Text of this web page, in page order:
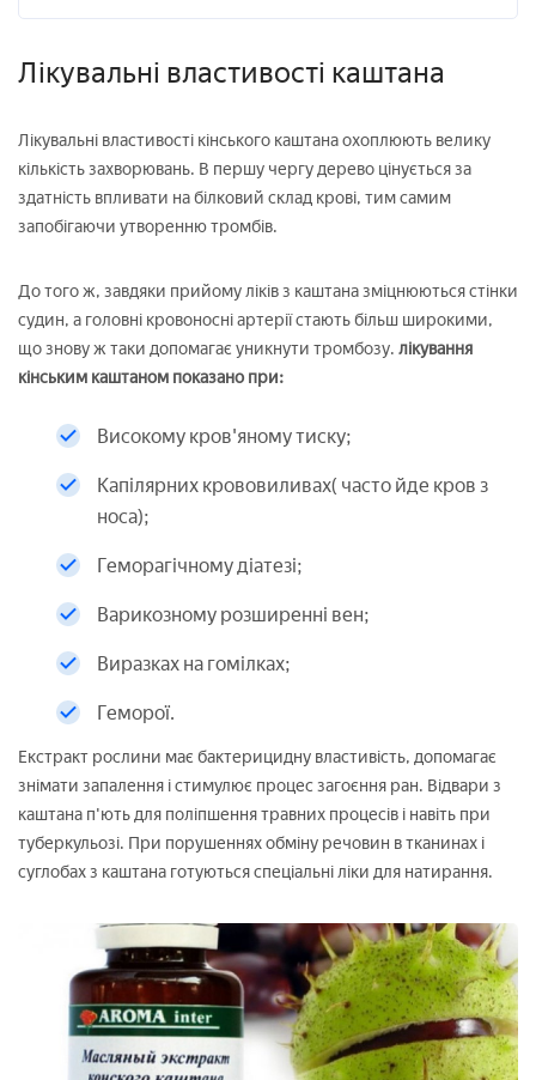
Лікувальні властивості каштана
Лікувальні властивості кінського каштана охоплюють велику
кількість захворювань. В першу чергу дерево цінується за
здатність впливати на білковий склад крові, тим самим
запобігаючи утворенню тромбів.
До того ж, завдяки прийому ліків з каштана зміцнюються стінки
судин, а головні кровоносні артерії стають більш широкими,
що знову ж таки допомагає уникнути тромбозу. лікування
кінським каштаном показано при:
Високому кров'яному тиску;
Капілярних крововиливах( часто йде кров з
носа);
Геморагічному діатезі;
Варикозному розширенні вен;
Виразках на гомілках;
Геморої.
Екстракт рослини має бактерицидну властивість, допомагає
знімати запалення і стимулює процес загоєння ран. Відвари з
каштана п'ють для поліпшення травних процесів і навіть при
туберкульозі. При порушеннях обміну речовин в тканинах і
суглобах з каштана готуються спеціальні ліки для натирання.